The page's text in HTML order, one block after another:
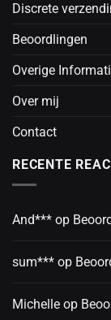
Discrete
Beoordlingen
Overige
Over mij
Contact
RECENTE
And*** op
sum*** op
Michelle op